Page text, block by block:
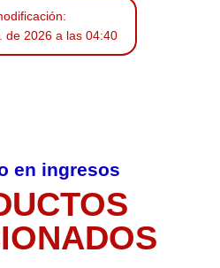
de 2026 a las 04:40
en ingresos